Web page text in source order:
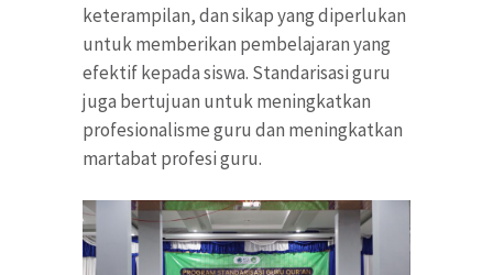
keterampilan, dan sikap yang diperlukan
untuk memberikan pembelajaran yang
efektif kepada siswa. Standarisasi guru
juga bertujuan untuk meningkatkan
profesionalisme guru dan meningkatkan
martabat profesi guru.